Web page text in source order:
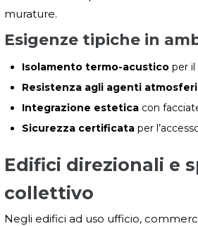
murature.
Esigenze tipiche in
Isolamento termo-acustico per
Resistenza agli agenti
Integrazione estetica con
Sicurezza certificata per
Edifici direzionali e
collettivo
Negli edifici ad uso ufficio,